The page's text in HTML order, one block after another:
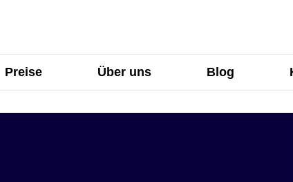
Preise Über uns Blog